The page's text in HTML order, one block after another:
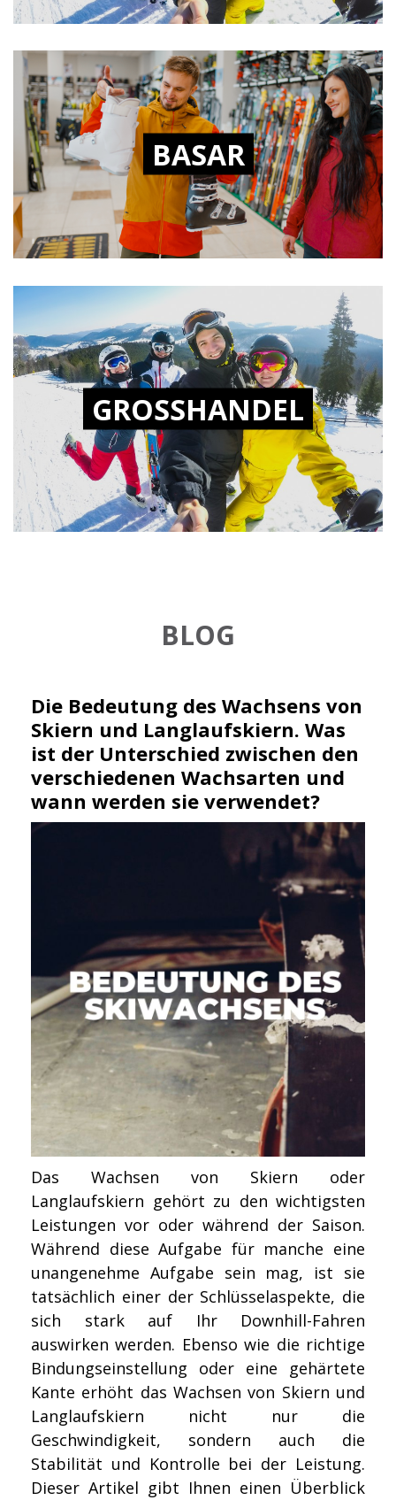
BASAR
GROSSHANDEL
BLOG
Die Bedeutung des Wachsens von
Skiern und Langlaufskiern. Was
ist der Unterschied zwischen den
verschiedenen Wachsarten und
wann werden sie verwendet?
Das Wachsen von Skiern oder
Langlaufskiern gehört zu den wichtigsten
Leistungen vor oder während der Saison.
Während diese Aufgabe für manche eine
unangenehme Aufgabe sein mag, ist sie
tatsächlich einer der Schlüsselaspekte, die
sich stark auf Ihr Downhill-Fahren
auswirken werden. Ebenso wie die richtige
Bindungseinstellung oder eine gehärtete
Kante erhöht das Wachsen von Skiern und
Langlaufskiern nicht nur die
Geschwindigkeit, sondern auch die
Stabilität und Kontrolle bei der Leistung.
Dieser Artikel gibt Ihnen einen Überblick